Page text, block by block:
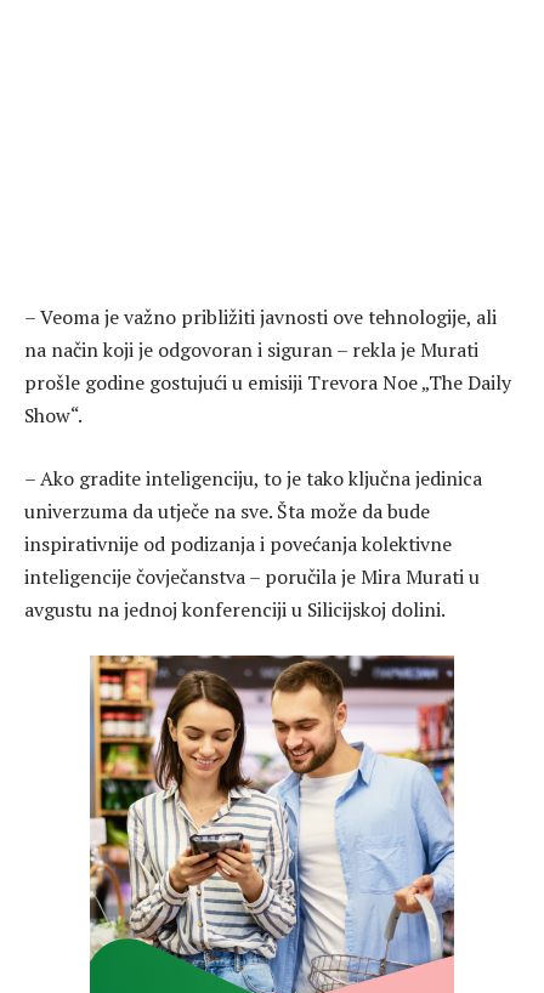
– Veoma je važno približiti javnosti ove tehnologije, ali
na način koji je odgovoran i siguran – rekla je Murati
prošle godine gostujući u emisiji Trevora Noe „The Daily
Show“.
– Ako gradite inteligenciju, to je tako ključna jedinica
univerzuma da utječe na sve. Šta može da bude
inspirativnije od podizanja i povećanja kolektivne
inteligencije čovječanstva – poručila je Mira Murati u
avgustu na jednoj konferenciji u Silicijskoj dolini.